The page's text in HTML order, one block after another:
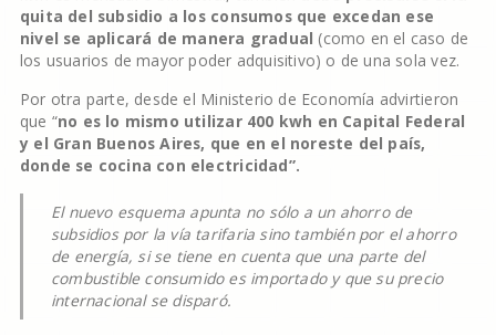
quita del subsidio a los consumos que excedan ese
nivel se aplicará de manera gradual (como en el caso de
los usuarios de mayor poder adquisitivo) o de una sola vez.
Por otra parte, desde el Ministerio de Economía advirtieron
que “no es lo mismo utilizar 400 kwh en Capital Federal
y el Gran Buenos Aires, que en el noreste del país,
donde se cocina con electricidad”.
El nuevo esquema apunta no sólo a un ahorro de
subsidios por la vía tarifaria sino también por el ahorro
de energía, si se tiene en cuenta que una parte del
combustible consumido es importado y que su precio
internacional se disparó.